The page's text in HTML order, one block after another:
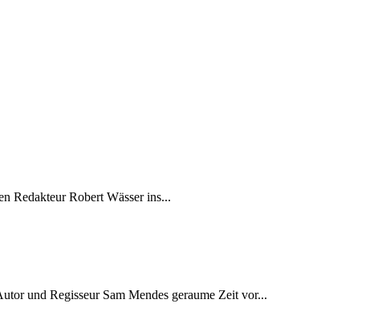
Redakteur Robert Wässer ins...
und Regisseur Sam Mendes geraume Zeit vor...